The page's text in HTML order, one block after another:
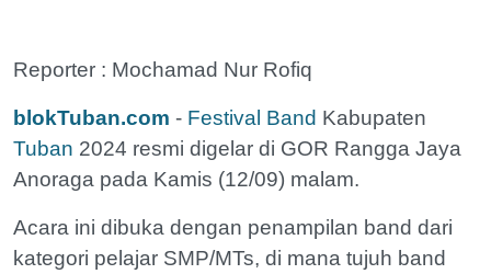
Reporter : Mochamad Nur Rofiq
blokTuban.com - Festival Band Kabupaten
Tuban 2024 resmi digelar di GOR Rangga Jaya
Anoraga pada Kamis (12/09) malam.
Acara ini dibuka dengan penampilan band dari
kategori pelajar SMP/MTs, di mana tujuh band